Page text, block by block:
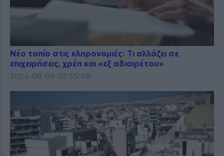
Νέο τοπίο στις κληρονομιές: Τι αλλάζει σε
επιχειρήσεις, χρέη και «εξ αδιαιρέτου»
2026-08-09 03:55:08